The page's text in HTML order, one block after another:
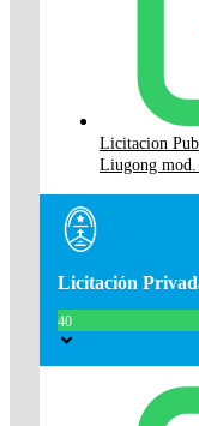
Licitacion
Liugong
Licitación
40